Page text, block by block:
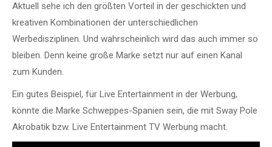
Aktuell sehe ich den größten Vorteil in der geschickten und
kreativen Kombinationen der unterschiedlichen
Werbedisziplinen. Und wahrscheinlich wird das auch immer so
bleiben. Denn keine große Marke setzt nur auf einen Kanal
zum Kunden.
Ein gutes Beispiel, für Live Entertainment in der Werbung,
könnte die Marke Schweppes-Spanien sein, die mit Sway Pole
Akrobatik bzw. Live Entertainment TV Werbung macht.